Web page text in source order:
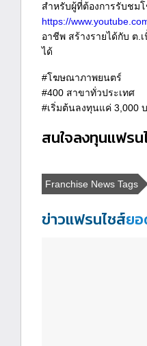
สำหรับผู้ที่ต้องการรับชม
https://
อาชีพ สร้างรายได้กับ ต.
ได้
#โฆษณาภาพยนตร์
#400 สาขาทั่วประเทศ
#เริ่มต้นลงทุนแค่ 3,000
สนใจลงทุนแฟรน
Franchise News Tags
ข่าวแฟรนไชส์ย